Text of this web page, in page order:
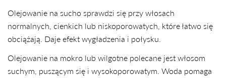
Olejowanie na sucho sprawdzi się przy włosach
normalnych, cienkich lub niskoporowatych, które łatwo się
obciążają. Daje efekt wygładzenia i połysku.
Olejowanie na mokro lub wilgotne polecane jest włosom
suchym, puszącym się i wysokoporowatym. Woda pomaga